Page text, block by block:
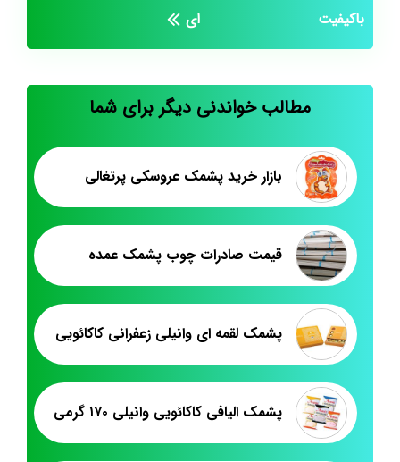
باکیفیت
ای
مطالب خواندنی دیگر برای شما
بازار خرید پشمک عروسکی پرتغالی
قیمت صادرات چوب پشمک عمده
پشمک لقمه ای وانیلی زعفرانی کاکائویی
پشمک الیافی کاکائویی وانیلی ۱۷۰ گرمی